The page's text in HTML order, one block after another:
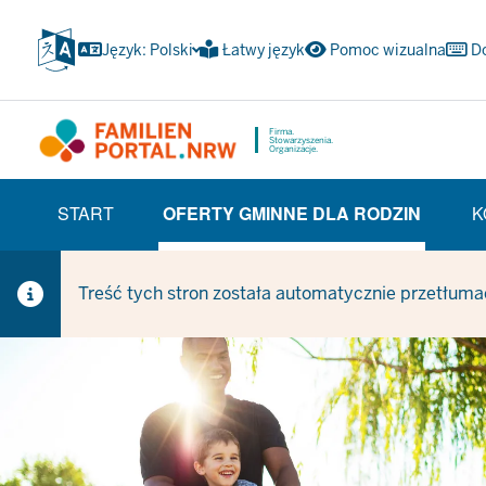
głównej
Język: Polski Łatwy język Pomoc wizualna
Firma.
Stowarzyszenia.
Organizacje.
(TRÄGERBEREICH)
START
OFERTY GMINNE DLA RODZIN
(CURRENT SECTION)
Treść tych stron została automatycznie